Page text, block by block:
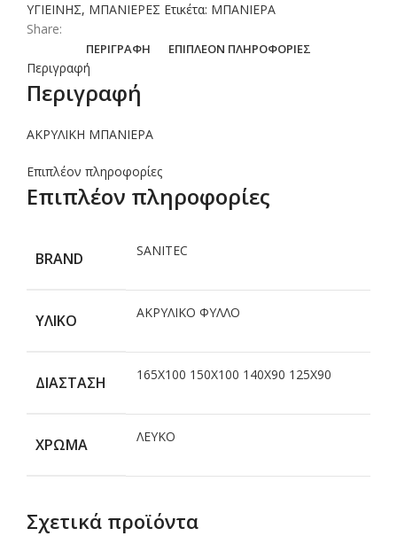
ΥΓΙΕΙΝΗΣ, ΜΠΑΝΙΕΡΕΣ Ετικέτα: ΜΠΑΝΙΕΡΑ
Share:
ΠΕΡΙΓΡΑΦΉ ΕΠΙΠΛΈΟΝ ΠΛΗΡΟΦΟΡΊΕΣ
Περιγραφή
Περιγραφή
ΑΚΡΥΛΙΚΗ ΜΠΑΝΙΕΡΑ
Επιπλέον πληροφορίες
Επιπλέον πληροφορίες
BRAND SANITEC
ΥΛΙΚΟ ΑΚΡΥΛΙΚΟ ΦΥΛΛΟ
ΔΙΑΣΤΑΣΗ 165X100 150X100 140X90 125X90
ΧΡΩΜΑ ΛΕΥΚΟ
Σχετικά προϊόντα